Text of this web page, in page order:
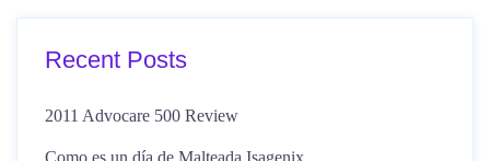
Recent Posts
2011 Advocare 500 Review
Como es un día de Malteada Isagenix